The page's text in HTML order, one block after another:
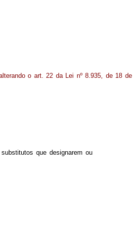
o art. 22 da Lei nº 8.935, de 18 de
que designarem ou